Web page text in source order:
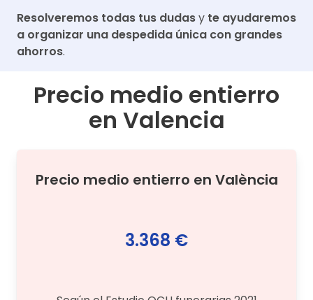
Resolveremos todas tus dudasy te ayudaremos
a organizar una despedida única con grandes
ahorros.
Precio medio entierro
en Valencia
Precio medio entierro en València
3.368 €